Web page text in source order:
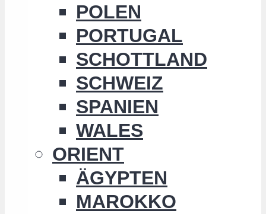
POLEN
PORTUGAL
SCHOTTLAND
SCHWEIZ
SPANIEN
WALES
ORIENT
ÄGYPTEN
MAROKKO